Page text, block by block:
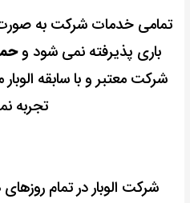
تمامی خدمات شرکت به
باری پذیرفته نمی شود و
شرکت معتبر و با سابقه
تجربه
شرکت الوبار در تمام